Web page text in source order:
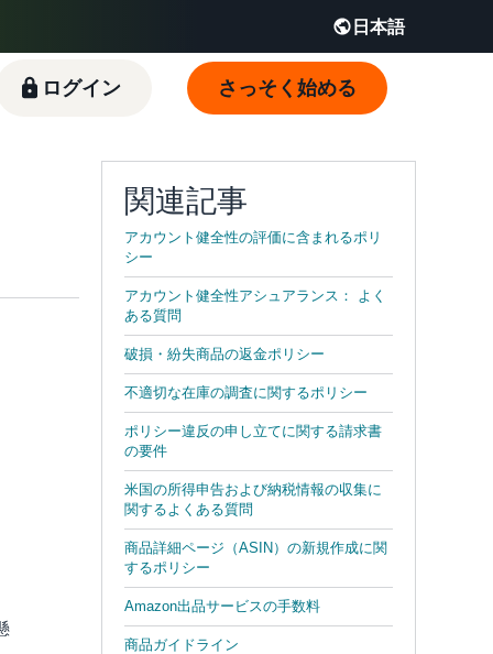
日本語
JP English - JP
ログイン さっそく始める
関連記事
アカウント健全性の評価に含まれるポリ
シー
アカウント健全性アシュアランス： よく
ある質問
破損・紛失商品の返金ポリシー
不適切な在庫の調査に関するポリシー
ポリシー違反の申し立てに関する請求書
の要件
米国の所得申告および納税情報の収集に
関するよくある質問
商品詳細ページ（ASIN）の新規作成に関
するポリシー
Amazon出品サービスの手数料
商品ガイドライン